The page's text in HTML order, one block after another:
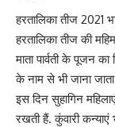
हरतालिका तीज 2021
हरतालिका तीज की
माता पार्वती के पूजन
के नाम से भी जाना
इस दिन सुहागिन
रखती हैं. कुंवारी